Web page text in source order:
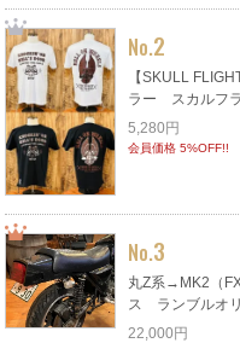
No.2
【SKULL
ラー スカルフ
5,280円
会員価格 5%OFF!!
No.3
丸Z系→MK2（
ス ランブルオ
22,000円